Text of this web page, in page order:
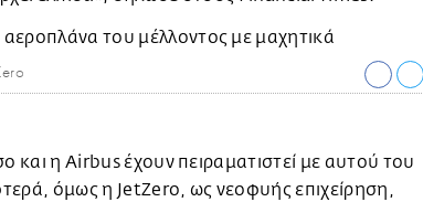
και η Airbus έχουν πειραματιστεί με αυτού του
όμως η JetZero, ως νεοφυής επιχείρηση,